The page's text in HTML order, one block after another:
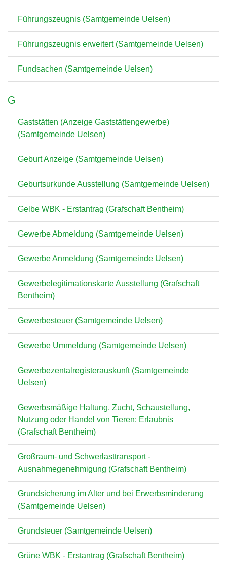
Führungszeugnis (Samtgemeinde Uelsen)
Führungszeugnis erweitert (Samtgemeinde Uelsen)
Fundsachen (Samtgemeinde Uelsen)
G
Gaststätten (Anzeige Gaststättengewerbe)
(Samtgemeinde Uelsen)
Geburt Anzeige (Samtgemeinde Uelsen)
Geburtsurkunde Ausstellung (Samtgemeinde Uelsen)
Gelbe WBK - Erstantrag (Grafschaft Bentheim)
Gewerbe Abmeldung (Samtgemeinde Uelsen)
Gewerbe Anmeldung (Samtgemeinde Uelsen)
Gewerbelegitimationskarte Ausstellung (Grafschaft
Bentheim)
Gewerbesteuer (Samtgemeinde Uelsen)
Gewerbe Ummeldung (Samtgemeinde Uelsen)
Gewerbezentalregisterauskunft (Samtgemeinde
Uelsen)
Gewerbsmäßige Haltung, Zucht, Schaustellung,
Nutzung oder Handel von Tieren: Erlaubnis
(Grafschaft Bentheim)
Großraum- und Schwerlasttransport -
Ausnahmegenehmigung (Grafschaft Bentheim)
Grundsicherung im Alter und bei Erwerbsminderung
(Samtgemeinde Uelsen)
Grundsteuer (Samtgemeinde Uelsen)
Grüne WBK - Erstantrag (Grafschaft Bentheim)